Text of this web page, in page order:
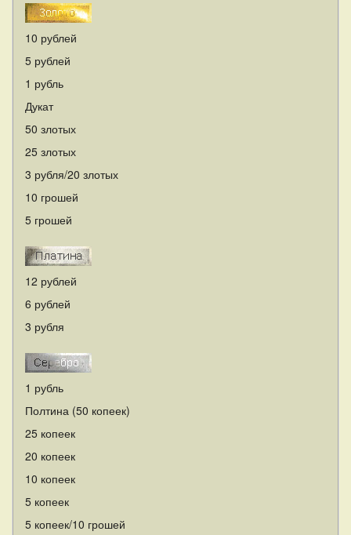
10 рублей
5 рублей
1 рубль
Дукат
50 злотых
25 злотых
3 рубля/20 злотых
10 грошей
5 грошей
12 рублей
6 рублей
3 рубля
1 рубль
Полтина (50 копеек)
25 копеек
20 копеек
10 копеек
5 копеек
5 копеек/10 грошей